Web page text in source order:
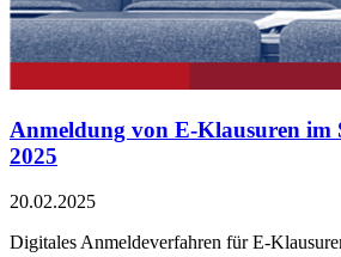
Anmeldung von E-Klausuren im
2025
20.02.2025
Digitales Anmeldeverfahren für E-